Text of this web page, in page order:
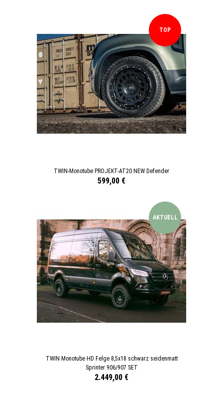
TOP
TWIN-Monotube PROJEKT-AT20 NEW Defender
599,00 €
AKTUELL
TWIN Monotube HD Felge 8,5x18 schwarz seidenmatt
Sprinter 906/907 SET
2.449,00 €